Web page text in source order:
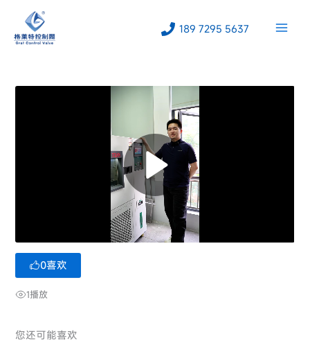
189 7295 5637
0喜欢
1播放
您还可能喜欢